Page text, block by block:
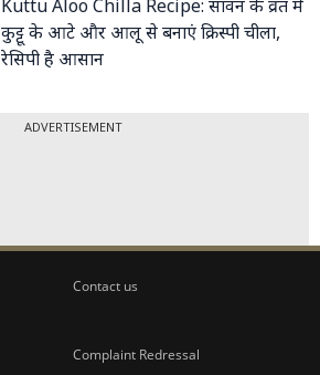
Kuttu Aloo Chilla Recipe: सावन के व्रत में
कुट्टू के आटे और आलू से बनाएं क्रिस्पी चीला,
रेसिपी है आसान
ADVERTISEMENT
Contact us
Complaint Redressal